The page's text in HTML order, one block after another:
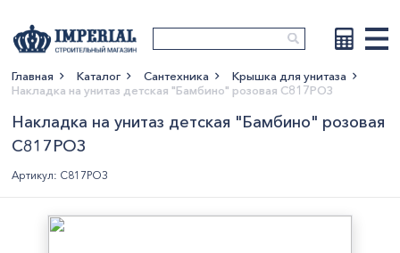
Главная Каталог Сантехника
Крышка для унитаза
Накладка на унитаз детская "Бамбино" розовая С817РОЗ
Накладка на унитаз детская "Бамбино" розовая
С817РОЗ
Артикул: С817РОЗ